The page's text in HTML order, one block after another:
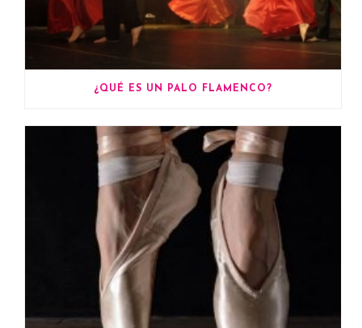
¿QUÉ ES UN PALO FLAMENCO?